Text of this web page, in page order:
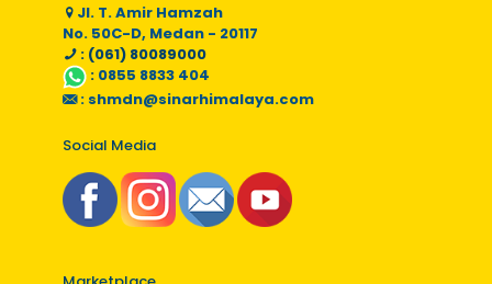
Jl. T. Amir Hamzah
No. 50C-D, Medan - 20117
: (061) 80089000
: 0855 8833 404
: shmdn@sinarhimalaya.com
Social Media